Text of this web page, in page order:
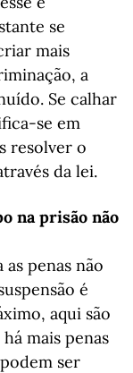
se
mais
a
Se calhar
se em
resolver o
da lei.
na prisão não
as penas não
é
aqui são
mais penas
ser